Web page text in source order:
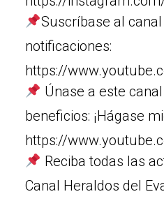
Suscríbase al
notificaciones:
https://
Únase a este
beneficios: ¡Hágase
https://
Reciba todas las
Canal Heraldos del